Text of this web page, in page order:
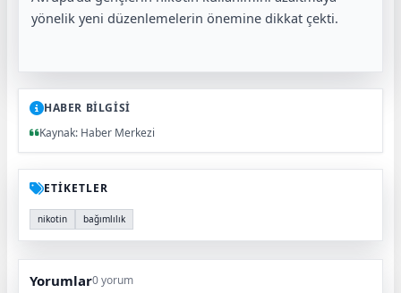
yönelik yeni düzenlemelerin önemine dikkat çekti.
HABER BİLGİSİ
Kaynak: Haber Merkezi
ETİKETLER
nikotin bağımlılık
Yorumlar0 yorum